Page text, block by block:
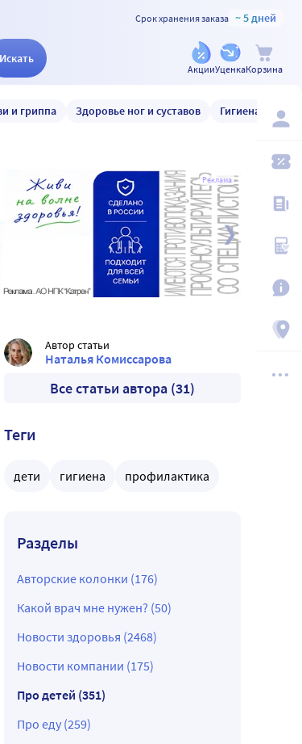
Срок хранения заказа ~ 5 дней
Искать
АкцииУценкаКорзина
и гриппа Здоровье ног и суставов Гигиена и уход
Реклама
Автор статьи
Наталья Комиссарова
Все статьи автора (31)
Теги
дети гигиена профилактика
Разделы
Авторские колонки (176)
Какой врач мне нужен? (50)
Новости здоровья (2468)
Новости компании (175)
Про детей (351)
Про еду (259)